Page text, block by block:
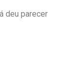
deu parecer